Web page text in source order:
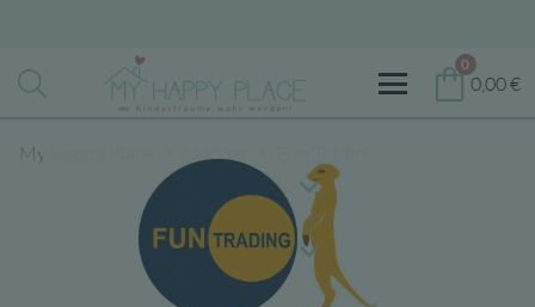
0
0,00€
My Happy Place Marken